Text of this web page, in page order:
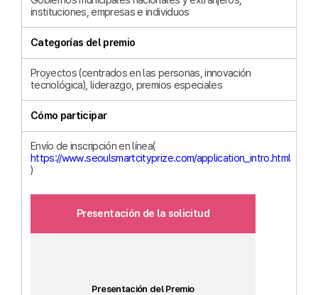
instituciones, empresas e individuos
Categorías del premio
Proyectos (centrados en las personas, innovación
tecnológica), liderazgo, premios especiales
Cómo participar
Envío de inscripción en línea(
https://www.seoulsmartcityprize.com/application_intro.html
)
Presentación de la solicitud
Presentación del Premio